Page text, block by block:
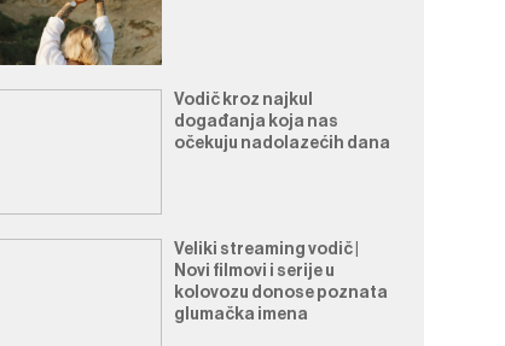
Vodič kroz najkul
događanja koja nas
očekuju nadolazećih dana
Veliki streaming vodič |
Novi filmovi i serije u
kolovozu donose poznata
glumačka imena